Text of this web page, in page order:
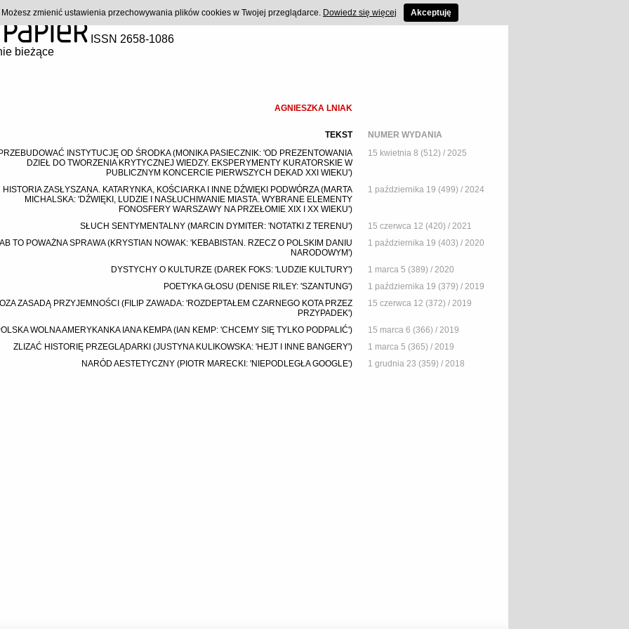
ISSN 2658-1086
bieżące
AGNIESZKA LNIAK
TEKST
NUMER WYDANIA
INSTYTUCJĘ OD ŚRODKA (MONIKA PASIECZNIK: 'OD PREZENTOWANIA
DZIEŁ DO TWORZENIA KRYTYCZNEJ WIEDZY. EKSPERYMENTY KURATORSKIE W
PUBLICZNYM KONCERCIE PIERWSZYCH DEKAD XXI WIEKU')
15 kwietnia 8 (512) / 2025
HISTORIA ZASŁYSZANA. KATARYNKA, KOŚCIARKA I INNE DŹWIĘKI PODWÓRZA (MARTA
MICHALSKA: 'DŹWIĘKI, LUDZIE I NASŁUCHIWANIE MIASTA. WYBRANE ELEMENTY
FONOSFERY WARSZAWY NA PRZEŁOMIE XIX I XX WIEKU')
1 października 19 (499) / 2024
SŁUCH SENTYMENTALNY (MARCIN DYMITER: 'NOTATKI Z TERENU')
15 czerwca 12 (420) / 2021
TO POWAŻNA SPRAWA (KRYSTIAN NOWAK: 'KEBABISTAN. RZECZ O POLSKIM DANIU
NARODOWYM')
1 października 19 (403) / 2020
DYSTYCHY O KULTURZE (DAREK FOKS: 'LUDZIE KULTURY')
1 marca 5 (389) / 2020
POETYKA GŁOSU (DENISE RILEY: 'SZANTUNG')
1 października 19 (379) / 2019
ZASADĄ PRZYJEMNOŚCI (FILIP ZAWADA: 'ROZDEPTAŁEM CZARNEGO KOTA PRZEZ
PRZYPADEK')
15 czerwca 12 (372) / 2019
WOLNA AMERYKANKA IANA KEMPA (IAN KEMP: 'CHCEMY SIĘ TYLKO PODPALIĆ')
15 marca 6 (366) / 2019
ZLIZAĆ HISTORIĘ PRZEGLĄDARKI (JUSTYNA KULIKOWSKA: 'HEJT I INNE BANGERY')
1 marca 5 (365) / 2019
NARÓD AESTETYCZNY (PIOTR MARECKI: 'NIEPODLEGŁA GOOGLE')
1 grudnia 23 (359) / 2018
zmienić ustawienia przechowywania plików cookies w Twojej przeglądarce. Dowiedz się więcej Akceptuję